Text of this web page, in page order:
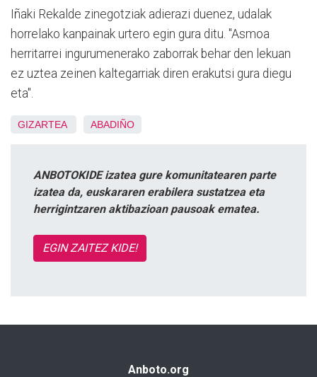
Iñaki Rekalde zinegotziak adierazi duenez, udalak
horrelako kanpainak urtero egin gura ditu. "Asmoa
herritarrei ingurumenerako zaborrak behar den lekuan
ez uztea zeinen kaltegarriak diren erakutsi gura diegu
eta".
GIZARTEA ABADIÑO
ANBOTOKIDE izatea gure komunitatearen parte
izatea da, euskararen erabilera sustatzea eta
herrigintzaren aktibazioan pausoak ematea.
EGIN ZAITEZ KIDE!
Anboto.org